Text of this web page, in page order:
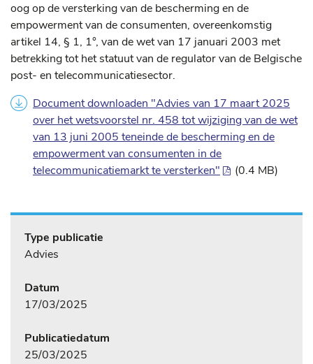
oog op de versterking van de bescherming en de
empowerment van de consumenten, overeenkomstig
artikel 14, § 1, 1°, van de wet van 17 januari 2003 met
betrekking tot het statuut van de regulator van de Belgische
post- en telecommunicatiesector.
Document downloaden "Advies van 17 maart 2025
over het wetsvoorstel nr. 458 tot wijziging van de wet
van 13 juni 2005 teneinde de bescherming en de
empowerment van consumenten in de
telecommunicatiemarkt te versterken"
(0.4 MB)
Type publicatie
Advies
Datum
17/03/2025
Publicatiedatum
25/03/2025